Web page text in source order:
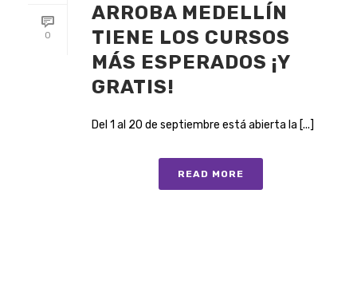
0
ARROBA MEDELLÍN
TIENE LOS CURSOS
MÁS ESPERADOS ¡Y
GRATIS!
Del 1 al 20 de septiembre está abierta la [...]
READ MORE